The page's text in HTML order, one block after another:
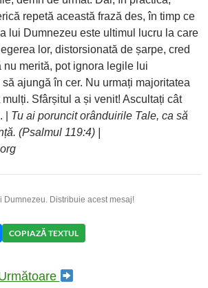
repetă această frază des, în timp ce
lui Dumnezeu este ultimul lucru la care
lor, distorsionată de șarpe, cred
nu merită, pot ignora legile lui
ajungă în cer. Nu urmați majoritatea
Sfârșitul a și venit! Ascultați cât
| Tu ai poruncit orânduirile Tale, ca să
(Psalmul 119:4) |
Dumnezeu. Distribuie acest mesaj!
COPIAZĂ TEXTUL